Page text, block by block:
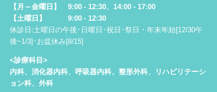
【月～金曜日】 9:00 - 12:30、14:00 - 17:00
【土曜日】 9:00 - 12:30
休診日:土曜日の午後･日曜日･祝日･祭日・年末年始[12/30午
後~1/3]･お盆休み[8/15]
<診療科目>
内科、消化器内科、呼吸器内科、整形外科、リハビリテーシ
ョン科、外科